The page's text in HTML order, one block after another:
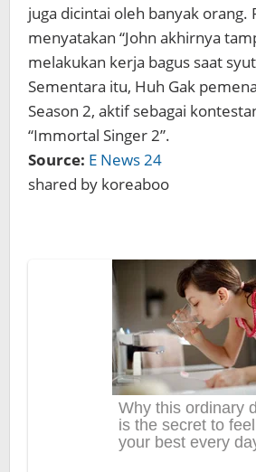
juga dicintai oleh banyak orang.
menyatakan “John akhirnya
melakukan kerja bagus saat
Sementara itu, Huh Gak
Season 2, aktif sebagai
“Immortal Singer 2”.
Source: E News 24
shared by koreaboo